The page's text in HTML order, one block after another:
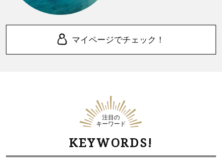
マイページでチェック！
注目の
キーワード
KEYWORDS!